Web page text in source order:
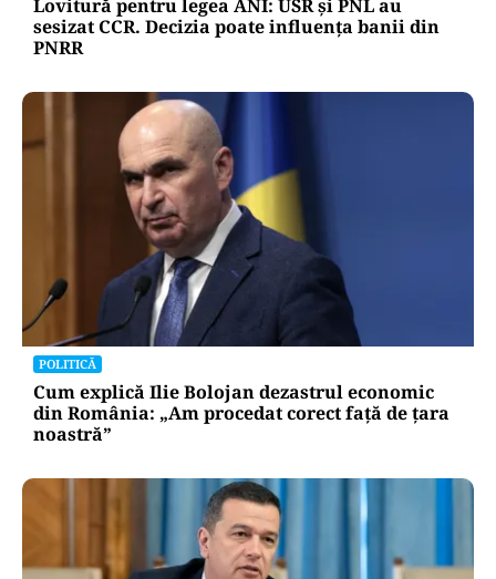
Lovitură pentru legea ANI: USR și PNL au
sesizat CCR. Decizia poate influența banii din
PNRR
POLITICĂ
Cum explică Ilie Bolojan dezastrul economic
din România: „Am procedat corect față de țara
noastră”